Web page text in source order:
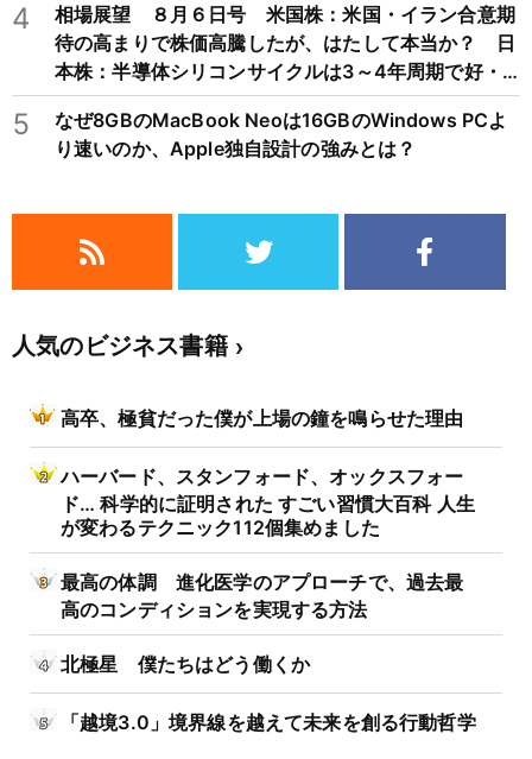
4
相場展望 ８月６日号 米国株：米国・イラン合意期
待の高まりで株価高騰したが、はたして本当か？ 日
本株：半導体シリコンサイクルは3～4年周期で好・
不況を繰り返すため注意
5
なぜ8GBのMacBook Neoは16GBのWindows PCよ
り速いのか、Apple独自設計の強みとは？
人気のビジネス書籍
高卒、極貧だった僕が上場の鐘を鳴らせた理由
ハーバード、スタンフォード、オックスフォー
ド… 科学的に証明された すごい習慣大百科 人生
が変わるテクニック112個集めました
最高の体調 進化医学のアプローチで、過去最
高のコンディションを実現する方法
北極星 僕たちはどう働くか
「越境3.0」境界線を越えて未来を創る行動哲学